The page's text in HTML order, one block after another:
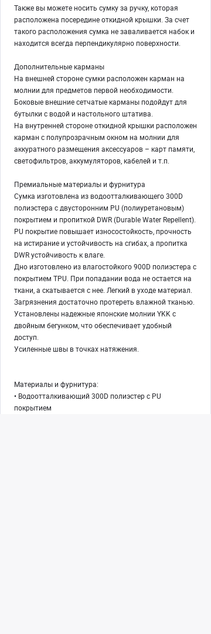
Также вы можете носить сумку за ручку, которая
расположена посередине откидной крышки. За счет
такого расположения сумка не заваливается набок и
находится всегда перпендикулярно поверхности.
Дополнительные карманы
На внешней стороне сумки расположен карман на
молнии для предметов первой необходимости.
Боковые внешние сетчатые карманы подойдут для
бутылки с водой и настольного штатива.
На внутренней стороне откидной крышки расположен
карман с полупрозрачным окном на молнии для
аккуратного размещения аксессуаров – карт памяти,
светофильтров, аккумуляторов, кабелей и т.п.
Премиальные материалы и фурнитура
Сумка изготовлена из водоотталкивающего 300D
полиэстера с двусторонним PU (полиуретановым)
покрытием и пропиткой DWR (Durable Water Repellent).
PU покрытие повышает износостойкость, прочность
на истирание и устойчивость на сгибах, а пропитка
DWR устойчивость к влаге.
Дно изготовлено из влагостойкого 900D полиэстера с
покрытием TPU. При попадании вода не остается на
ткани, а скатывается с нее. Легкий в уходе материал.
Загрязнения достаточно протереть влажной тканью.
Установлены надежные японские молнии YKK с
двойным бегунком, что обеспечивает удобный
доступ.
Усиленные швы в точках натяжения.
Материалы и фурнитура:
• Водоотталкивающий 300D полиэстер с PU
покрытием